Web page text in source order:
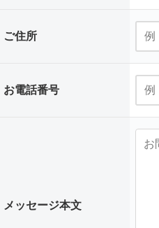
ご住所
お電話番号
メッセージ本文